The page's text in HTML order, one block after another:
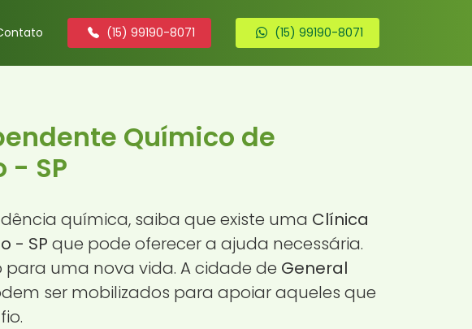
(15) 99190-8071 (15) 99190-8071
Químico de
- SP
química, saiba que existe uma Clínica
- SP que pode oferecer a ajuda necessária.
para uma nova vida. A cidade de General
ser mobilizados para apoiar aqueles que